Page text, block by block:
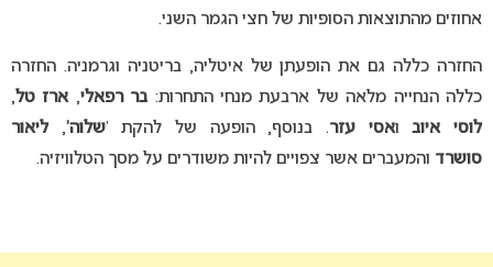
אחוזים מהתוצאות הסופיות של חצי הגמר השני.
החזרה כללה גם את הופעתן של איטליה, בריטניה וגרמניה. החזרה
כללה הנחייה מלאה של ארבעת מנחי התחרות: בר רפאלי,ארז טל,
לוסי איובואסי עזר. בנוסף, הופעה של להקת ‘שלוה’,ליאור
סושרד והמעברים אשר צפויים להיות משודרים על מסך הטלוויזיה.